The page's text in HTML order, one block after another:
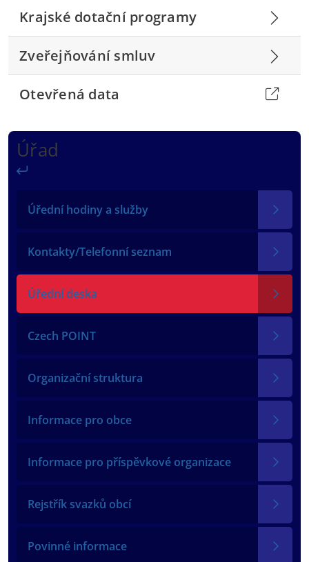
Úřad
Úřední hodiny a služby
Kontakty/Telefonní seznam
Úřední deska
Czech POINT
Organizační struktura
Informace pro obce
Informace pro příspěvkové organizace
Rejstřík svazků obcí
Povinné informace
Krajské dotační programy
Zveřejňování smluv
Otevřená data